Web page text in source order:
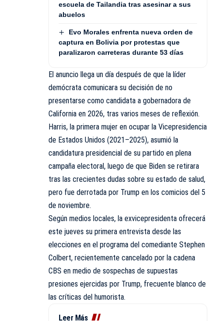
escuela de Tailandia tras asesinar a sus
abuelos
Evo Morales enfrenta nueva orden de
captura en Bolivia por protestas que
paralizaron carreteras durante 53 días
El anuncio llega un día después de que la líder
demócrata comunicara su decisión de no
presentarse como candidata a gobernadora de
California en 2026, tras varios meses de reflexión.
Harris, la primera mujer en ocupar la Vicepresidencia
de Estados Unidos (2021–2025), asumió la
candidatura presidencial de su partido en plena
campaña electoral, luego de que Biden se retirara
tras las crecientes dudas sobre su estado de salud,
pero fue derrotada por Trump en los comicios del 5
de noviembre.
Según medios locales, la exvicepresidenta ofrecerá
este jueves su primera entrevista desde las
elecciones en el programa del comediante Stephen
Colbert, recientemente cancelado por la cadena
CBS en medio de sospechas de supuestas
presiones ejercidas por Trump, frecuente blanco de
las críticas del humorista.
Leer Más